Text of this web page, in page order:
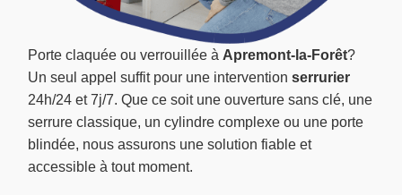
Porte claquée ou verrouillée à Apremont-la-Forêt?
Un seul appel suffit pour une intervention serrurier
24h/24 et 7j/7. Que ce soit une ouverture sans clé, une
serrure classique, un cylindre complexe ou une porte
blindée, nous assurons une solution fiable et
accessible à tout moment.